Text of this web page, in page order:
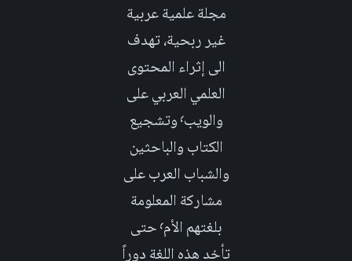
مجلة علمية عربية
غير ربحية، تهدف
الى إثراء المحتوى
العلمي العربي على
والويب٬ وتشجيع
الكتاب والباحثين
والشباب العرب على
مشاركة المعلومة
بلغتهم الأم٬ حتى
تأخد هذه اللغة دوراً